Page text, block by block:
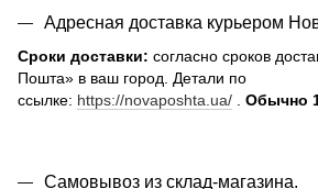
Адресная доставка курьером
Сроки доставки: согласно сроков
Пошта» в ваш город. Детали по
ссылке: https://novaposhta.ua/ Обычно
Самовывоз из склад-магазина.